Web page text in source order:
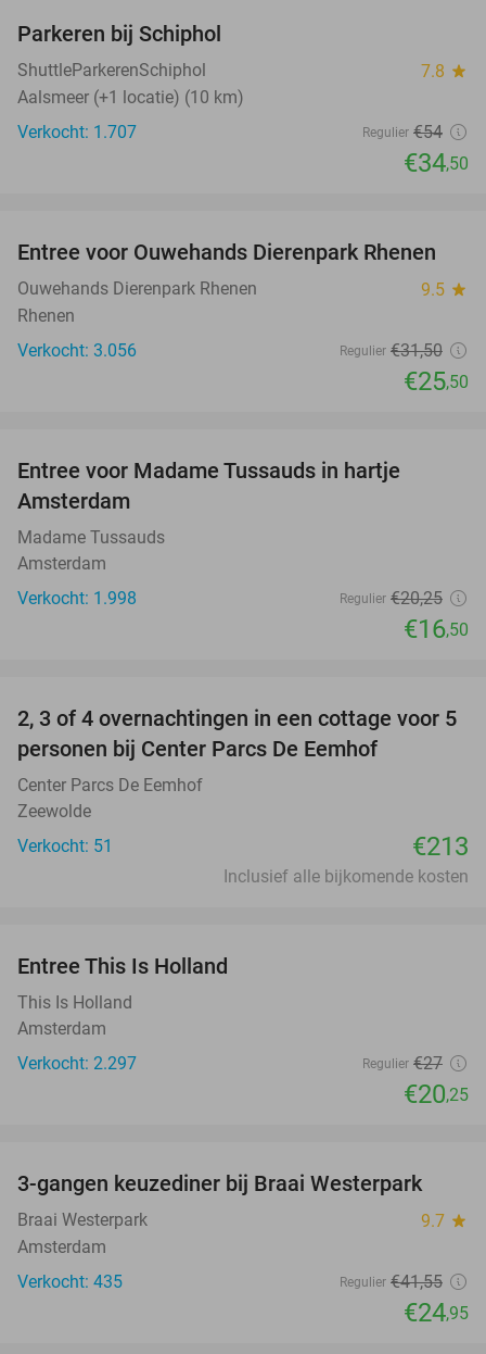
Parkeren bij Schiphol
ShuttleParkerenSchiphol 7.8 star
Aalsmeer (+1 locatie) (10 km)
Verkocht: 1.707
Regulier €54
€34,50
19%
Entree voor Ouwehands Dierenpark Rhenen
Ouwehands Dierenpark Rhenen 9.5 star
Rhenen
Verkocht: 3.056
Regulier €31,50
€25,50
Entree voor Madame Tussauds in hartje
Amsterdam
Madame Tussauds
Amsterdam
Verkocht: 1.998
Regulier €20,25
€16,50
2, 3 of 4 overnachtingen in een cottage voor 5
personen bij Center Parcs De Eemhof
Center Parcs De Eemhof
Zeewolde
Verkocht: 51
€213
Inclusief alle bijkomende kosten
Entree This Is Holland
This Is Holland
Amsterdam
Verkocht: 2.297
Regulier €27
€20,25
40%
3-gangen keuzediner bij Braai Westerpark
Braai Westerpark 9.7 star
Amsterdam
Verkocht: 435
Regulier €41,55
€24,95